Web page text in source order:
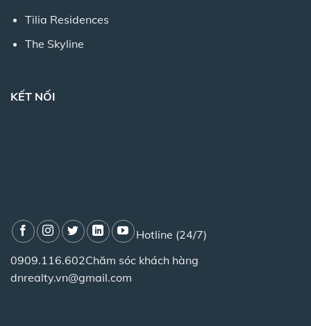
Tilia Residences
The Skyline
KẾT NỐI
Hotline (24/7)
0909.116.602Chăm sóc khách hàng
dnrealty.vn@gmail.com